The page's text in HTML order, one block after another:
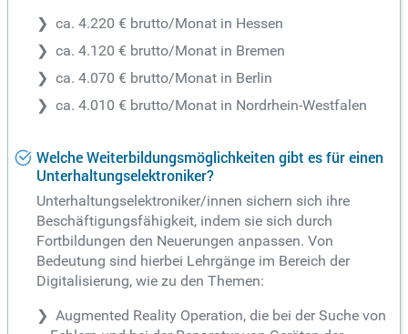
ca. 4.220 € brutto/Monat in Hessen
ca. 4.120 € brutto/Monat in Bremen
ca. 4.070 € brutto/Monat in Berlin
ca. 4.010 € brutto/Monat in Nordrhein-Westfalen
Welche Weiterbildungsmöglichkeiten gibt es für einen
Unterhaltungselektroniker?
Unterhaltungselektroniker/innen sichern sich ihre
Beschäftigungsfähigkeit, indem sie sich durch
Fortbildungen den Neuerungen anpassen. Von
Bedeutung sind hierbei Lehrgänge im Bereich der
Digitalisierung, wie zu den Themen:
Augmented Reality Operation, die bei der Suche von